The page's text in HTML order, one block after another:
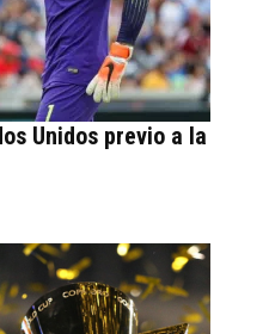
Unidos previo a la